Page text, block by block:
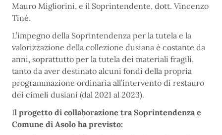
Mauro Migliorini, e il Soprintendente, dott. Vincenzo
Tinè.
L’impegno della Soprintendenza per la tutela e la
valorizzazione della collezione dusiana è costante da
anni, soprattutto per la tutela dei materiali fragili,
tanto da aver destinato alcuni fondi della propria
programmazione ordinaria all’intervento di restauro
dei cimeli dusiani (dal 2021 al 2023).
Il progetto di collaborazione tra Soprintendenza e
Comune di Asolo ha previsto: